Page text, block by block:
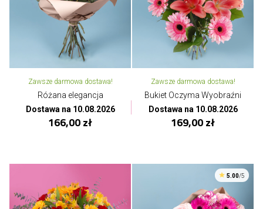
Zawsze darmowa dostawa!
Różana elegancja
Dostawa na 10.08.2026
166,00 zł
Zawsze darmowa dostawa!
Bukiet Oczyma Wyobraźni
Dostawa na 10.08.2026
169,00 zł
5.00/5